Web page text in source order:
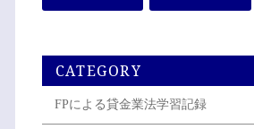
CATEGORY
FPによる貸金業法学習記録